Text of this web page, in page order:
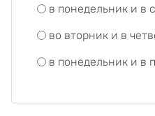
в понедельник и в
во вторник и в
в понедельник и в